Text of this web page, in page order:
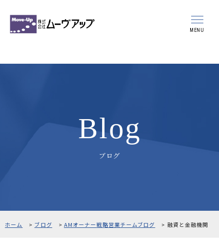
スタッフ紹介
MENU
Blog
ブログ
ホーム ブログ AMオーナー戦略営業チームブログ 融資と金融機関